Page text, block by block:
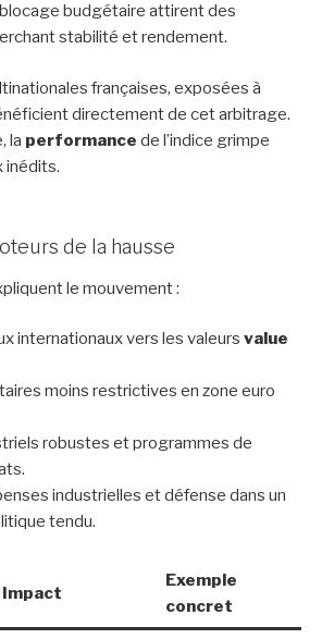
budgétaire attirent des
stabilité et rendement.
françaises, exposées à
directement de cet arbitrage.
la performance de l’indice grimpe
inédits.
de la hausse
le mouvement :
internationaux vers les valeurs value
moins restrictives en zone euro
robustes et programmes de
industrielles et défense dans un
tendu.
Impact
Exemple
concret